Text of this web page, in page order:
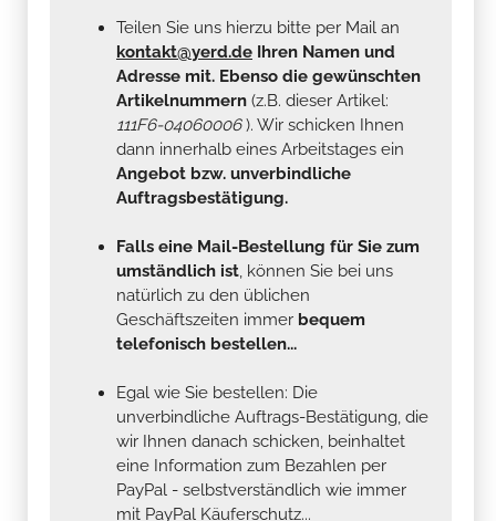
Teilen Sie uns hierzu bitte per Mail an
kontakt@yerd.de Ihren Namen und
Adresse mit. Ebenso die gewünschten
Artikelnummern (z.B. dieser Artikel:
111F6-04060006). Wir schicken Ihnen
dann innerhalb eines Arbeitstages ein
Angebot bzw. unverbindliche
Auftragsbestätigung.
Falls eine Mail-Bestellung für Sie zum
umständlich ist, können Sie bei uns
natürlich zu den üblichen
Geschäftszeiten immer bequem
telefonisch bestellen...
Egal wie Sie bestellen: Die
unverbindliche Auftrags-Bestätigung, die
wir Ihnen danach schicken, beinhaltet
eine Information zum Bezahlen per
PayPal - selbstverständlich wie immer
mit PayPal Käuferschutz...